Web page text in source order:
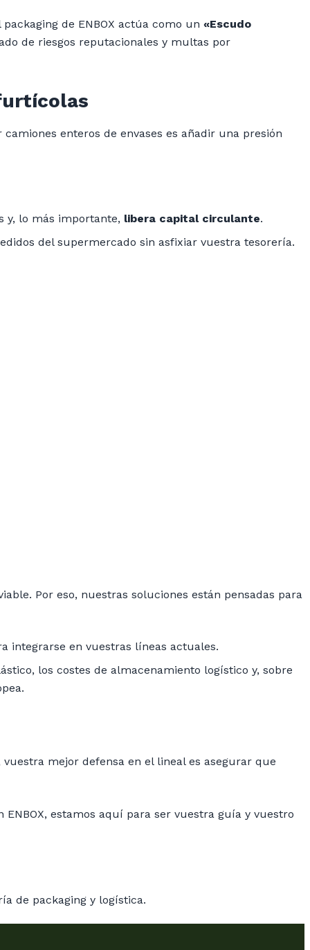
de ENBOX actúa como un «Escudo
de riesgos reputacionales y multas por
enteros de envases es añadir una presión
y, lo más importante, libera capital circulante.
del supermercado sin asfixiar vuestra tesorería.
Por eso, nuestras soluciones están pensadas para
integrarse en vuestras líneas actuales.
los costes de almacenamiento logístico y, sobre
mejor defensa en el lineal es asegurar que
estamos aquí para ser vuestra guía y vuestro
de packaging y logística.